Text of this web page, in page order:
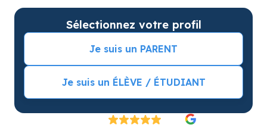
Sélectionnez votre profil
Je suis un PARENT
Je suis un ÉLÈVE / ÉTUDIANT